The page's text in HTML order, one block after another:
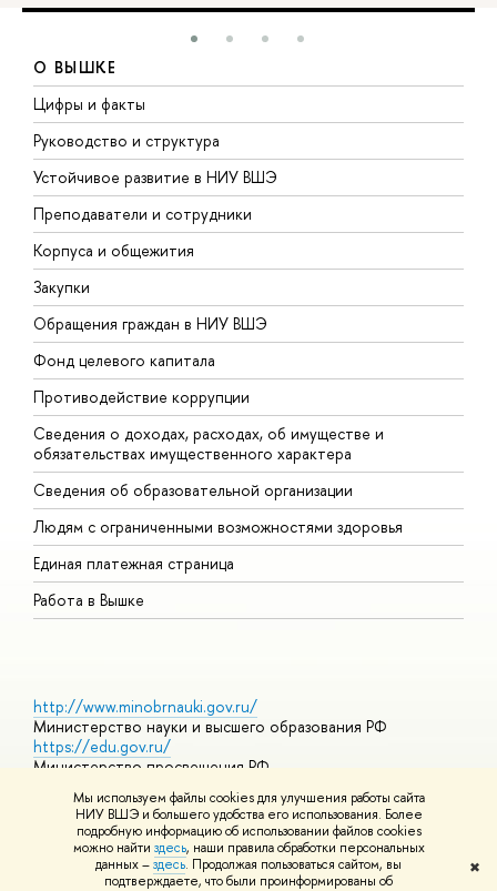
Мы используем файлы cookies для улучшения работы сайта
НИУ ВШЭ и большего удобства его использования. Более
подробную информацию об использовании файлов cookies
можно найти здесь, наши правила обработки персональных
данных –здесь. Продолжая пользоваться сайтом, вы
подтверждаете, что были проинформированы об
✖
О ВЫШКЕ
Цифры и факты
Руководство и структура
Устойчивое развитие в НИУ ВШЭ
Преподаватели и сотрудники
Корпуса и общежития
Закупки
Обращения граждан в НИУ ВШЭ
Фонд целевого капитала
Противодействие коррупции
Сведения о доходах, расходах, об имуществе и
обязательствах имущественного характера
Сведения об образовательной организации
Людям с ограниченными возможностями здоровья
Единая платежная страница
Работа в Вышке
http://www.minobrnauki.gov.ru/
Министерство науки и высшего образования РФ
https://edu.gov.ru/
Министерство просвещения РФ
Массовые открытые онлайн-курсы
© НИУ ВШЭ 1993–2026 Адреса и контактыУсловия